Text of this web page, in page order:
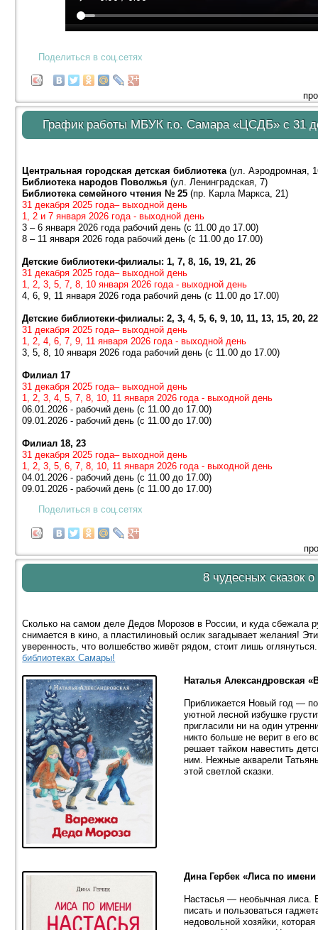
Поделиться в соц.сетях
График работы МБУК г.о. Самара «ЦСДБ» с 31
Центральная городская детская библиотека(ул. Аэродромная,
Библиотека народов Поволжья (ул. Ленинградская, 7)
Библиотека семейного чтения № 25 (пр. Карла Маркса, 21)
31 декабря 2025 года– выходной день
1, 2 и 7 января 2026 года - выходной день
3 – 6 января 2026 года рабочий день (с 11.00 до 17.00)
8 – 11 января 2026 года рабочий день (с 11.00 до 17.00)
Детские библиотеки-филиалы: 1, 7, 8, 16, 19, 21, 26
31 декабря 2025 года– выходной день
1, 2, 3, 5, 7, 8, 10 января 2026 года - выходной день
4, 6, 9, 11 января 2026 года рабочий день (с 11.00 до 17.00)
Детские библиотеки-филиалы: 2, 3, 4, 5, 6, 9, 10, 11, 13, 15, 20,
31 декабря 2025 года– выходной день
1, 2, 4, 6, 7, 9, 11 января 2026 года - выходной день
3, 5, 8, 10 января 2026 года рабочий день (с 11.00 до 17.00)
Филиал 17
31 декабря 2025 года– выходной день
1, 2, 3, 4, 5, 7, 8, 10, 11 января 2026 года - выходной день
06.01.2026 - рабочий день (с 11.00 до 17.00)
09.01.2026 - рабочий день (с 11.00 до 17.00)
Филиал 18, 23
31 декабря 2025 года– выходной день
1, 2, 3, 5, 6, 7, 8, 10, 11 января 2026 года - выходной день
04.01.2026 - рабочий день (с 11.00 до 17.00)
09.01.2026 - рабочий день (с 11.00 до 17.00)
Поделиться в соц.сетях
8 чудесных сказок
Сколько на самом деле Дедов Морозов в России, и куда сбежала
снимается в кино, а пластилиновый ослик загадывает желания!
уверенность, что волшебство живёт рядом, стоит лишь
библиотеках Самары!
Наталья Александровская
Приближается Новый год —
уютной лесной избушке
пригласили ни на один
никто больше не верит в его
решает тайком навестить
ним. Нежные акварели
этой светлой сказки.
Дина Гербек «Лиса по имени
Настасья — необычная лиса.
писать и пользоваться
недовольной хозяйки,